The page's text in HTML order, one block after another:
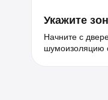
Укажите
Начните с
шумоизоляцию